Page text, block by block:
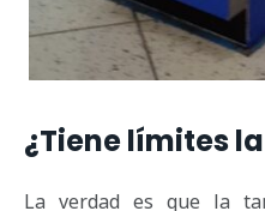
¿Tiene límites
La verdad es que la